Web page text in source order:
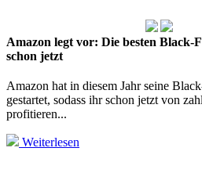
Amazon legt vor: Die besten
schon jetzt
Amazon hat in diesem Jahr seine
gestartet, sodass ihr schon jetzt von
profitieren...
Weiterlesen